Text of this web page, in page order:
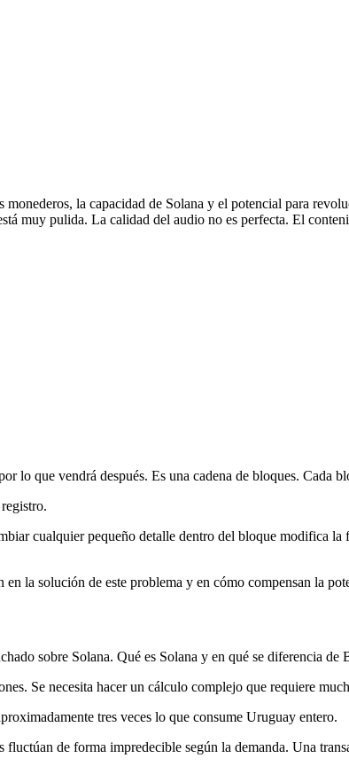
la capacidad de Solana y el potencial para
muy pulida. La calidad del audio no es perfecta. El
lo que vendrá después. Es una cadena de bloques. Cada
cualquier pequeño detalle dentro del bloque modifica
la solución de este problema y en cómo compensan la
sobre Solana. Qué es Solana y en qué se diferencia de
Se necesita hacer un cálculo complejo que requiere
tres veces lo que consume Uruguay entero.
de forma impredecible según la demanda. Una